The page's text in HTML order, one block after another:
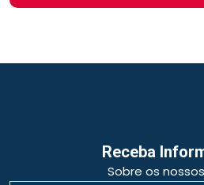
Receba
Sobre os